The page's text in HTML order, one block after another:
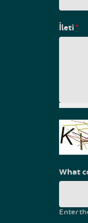
İleti*
What
Enter